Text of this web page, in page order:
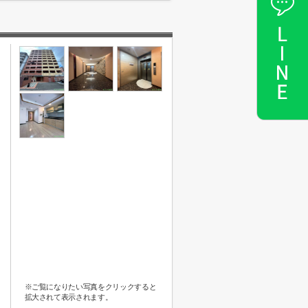
※ご覧になりたい写真をクリックすると
拡大されて表示されます。